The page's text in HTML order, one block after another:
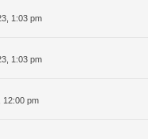
1:03 pm
1:03 pm
12:00 pm